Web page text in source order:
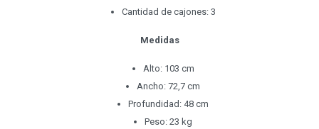
Cantidad de cajones: 3
Medidas
Alto: 103 cm
Ancho: 72,7 cm
Profundidad: 48 cm
Peso: 23 kg